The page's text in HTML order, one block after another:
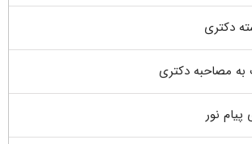
دکتری
مصاحبه دکتری
نور